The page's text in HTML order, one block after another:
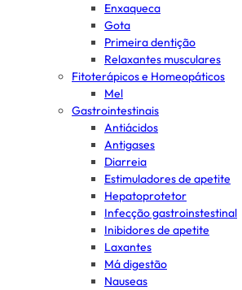
Enxaqueca
Gota
Primeira dentição
Relaxantes musculares
Fitoterápicos e Homeopáticos
Mel
Gastrointestinais
Antiácidos
Antigases
Diarreia
Estimuladores de apetite
Hepatoprotetor
Infecção gastroinstestinal
Inibidores de apetite
Laxantes
Má digestão
Nauseas